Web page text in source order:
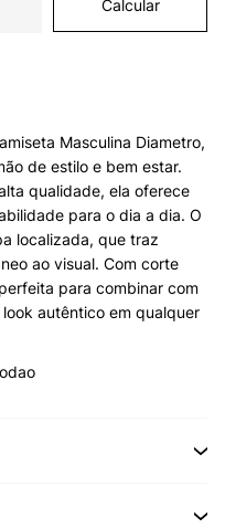
Masculina Diametro,
de estilo e bem estar.
qualidade, ela oferece
para o dia a dia. O
localizada, que traz
ao visual. Com corte
para combinar com
autêntico em qualquer